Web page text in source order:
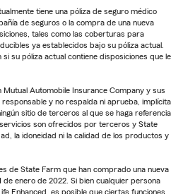
tiene una póliza de seguro médico
de seguros o la compra de una nueva
tales como las coberturas para
ya establecidos bajo su póliza actual.
su póliza actual contiene disposiciones que le
Automobile Insurance Company y sus
y no respalda ni aprueba, implícita
sitio de terceros al que se haga referencia
son ofrecidos por terceros y State
la idoneidad ni la calidad de los productos y
de State Farm que han comprado una nueva
enero de 2022. Si bien cualquier persona
Enhanced, es posible que ciertas funciones